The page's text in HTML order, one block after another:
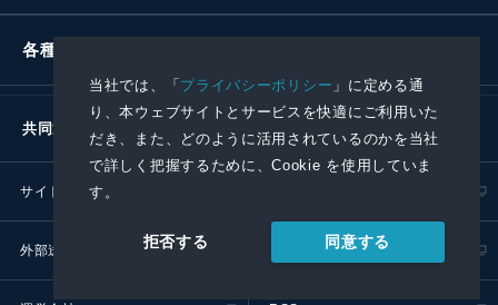
当社では、「プライバシーポリシー 」に定める通
り、本ウェブサイトとサービスを快適にご利用いた
だき、また、どのように活用されているのかを当社
で詳しく把握するために、Cookie を使用していま
す。
拒否する 同意する
各種お問い合わせ
共同通信社グループ
サイトポリシー
外部送信ポリシー プレスリリース取扱基準